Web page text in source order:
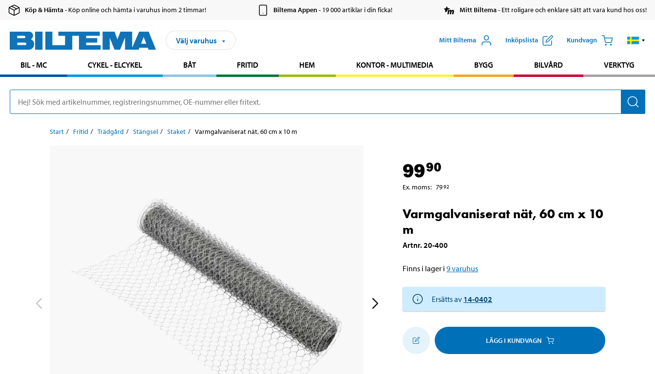
Köp & Hämta- Köp online och hämta i varuhus inom 2 timmar! Biltema Appen- 19 000 artiklar i din ficka! Mitt Biltema- Ett roligare och enklare sätt att vara kund hos oss!
Välj varuhus Mitt Biltema Inköpslista Kundvagn
BIL - MC CYKEL - ELCYKEL BÅT FRITID HEM KONTOR - MULTIMEDIA BYGG BILVÅRD VERKTYG
Start Fritid Trädgård Stängsel Staket Varmgalvaniserat nät, 60 cm x 10 m
9990
Ex. moms: 7992
Varmgalvaniserat nät, 60 cm x 10
m
Artnr.20-400
Finns i lager i 9varuhus
Ersätts av 14-0402
LÄGG I KUNDVAGN